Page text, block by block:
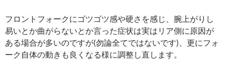
フロントフォークにゴツゴツ感や硬さを感じ、腕上がりし
易いとか曲がらないとか言った症状は実はリア側に原因が
ある場合が多いのですが(勿論全てではないです)、更にフォ
ーク自体の動きも良くなる様に調整し直します。